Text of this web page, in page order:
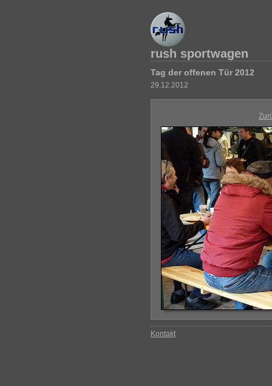
rush sportwagen
Tag der offenen Tür 2012
29.12.2012
Kontakt